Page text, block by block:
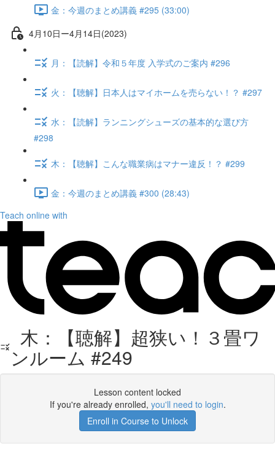
金：今週のまとめ講義 #295 (33:00)
4月10日ー4月14日(2023)
月：【読解】令和５年度 入学式のご案内 #296
火：【聴解】日本人はマイホームを売らない！？ #297
水：【読解】ランニングシューズの基本的な選び方
#298
木：【聴解】こんな職業病はマナー違反！？ #299
金：今週のまとめ講義 #300 (28:43)
Teach online with
木：【聴解】超狭い！３畳ワ
ンルーム #249
Lesson content locked
If you're already enrolled, you'll need to login.
Enroll in Course to Unlock